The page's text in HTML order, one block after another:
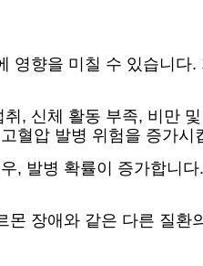
영향을 미칠 수 있습니다
, 신체 활동 부족, 비만
혈압 발병 위험을 증가시
, 발병 확률이 증가합니
장애와 같은 다른 질